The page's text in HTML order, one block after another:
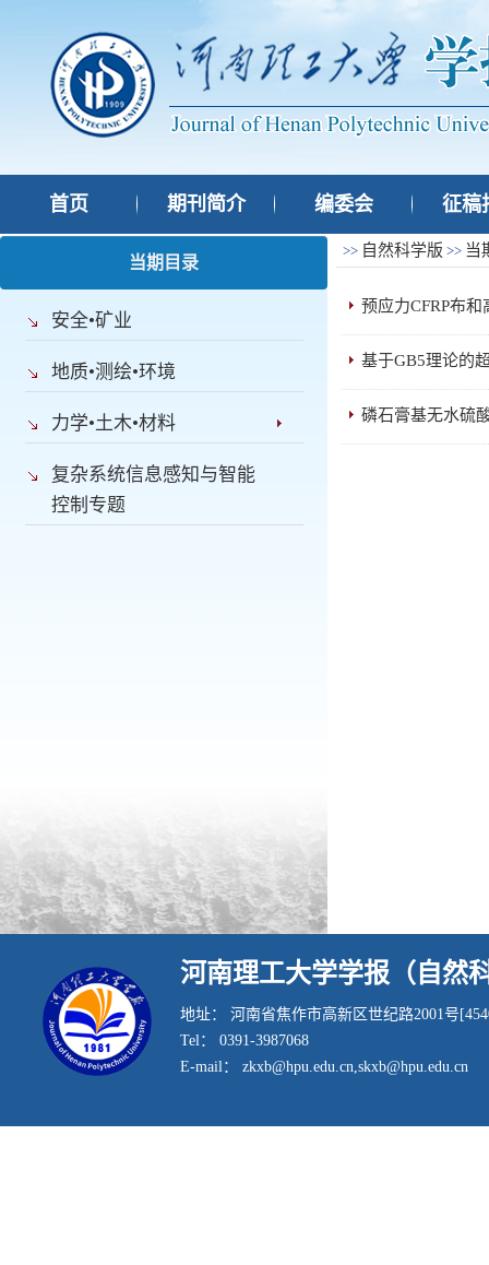
首页 期刊简介 编委会 征稿
当期目录
安全•矿业
地质•测绘•环境
力学•土木•材料
复杂系统信息感知与智能
控制专题
>> 自然科学版 >> 当
预应力CFRP布
基于GB5理论的
磷石膏基无水硫
河南理工大学学报（自然
地址： 河南省焦作市高新区世纪路2001号
Tel： 0391-3987068
E-mail： zkxb@hpu.edu.cn,skxb@hpu.edu.cn